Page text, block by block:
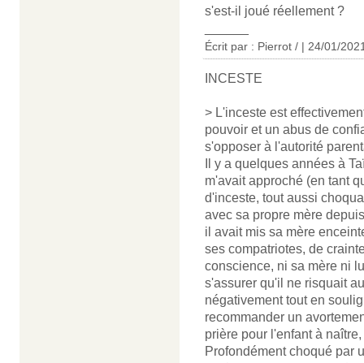
s'est-il joué réellement ?
Écrit par : Pierrot / | 24/01/
INCESTE
> L'inceste est
pouvoir et un abus de
s'opposer à l'autorité
Il y a quelques années à
m'avait approché (en tant
d'inceste, tout aussi
avec sa propre mère
il avait mis sa mère
ses compatriotes, de
conscience, ni sa mère ni
s'assurer qu'il ne risquait
négativement tout en
recommander un
prière pour l'enfant à
Profondément choqué par